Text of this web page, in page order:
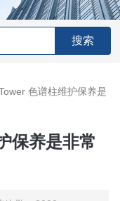
色谱柱维护保养是
保养是非常